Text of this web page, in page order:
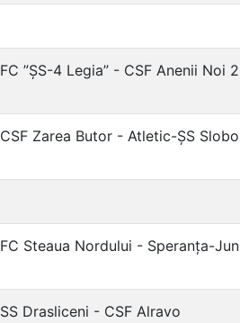
FC ”ȘS-4 Legia” - CSF Anenii Noi
CSF Zarea Butor - Atletic-ȘS
FC Steaua Nordului - Speranța-
SS Drasliceni - CSF Alravo